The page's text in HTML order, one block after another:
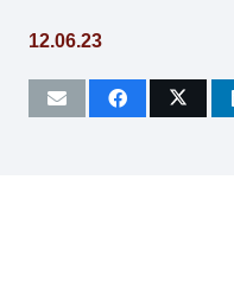
12.06.23